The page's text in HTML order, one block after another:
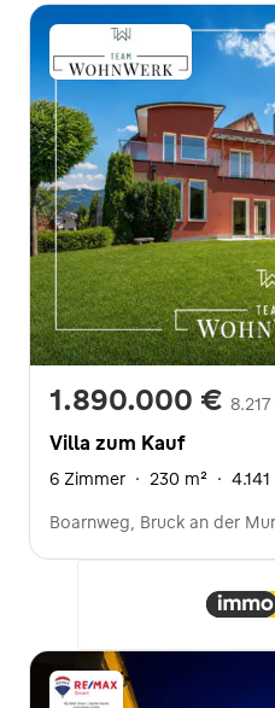
1.890.000 €
Villa zum Kauf
6 Zimmer · 230 m² ·
Boarnweg, Bruck an der